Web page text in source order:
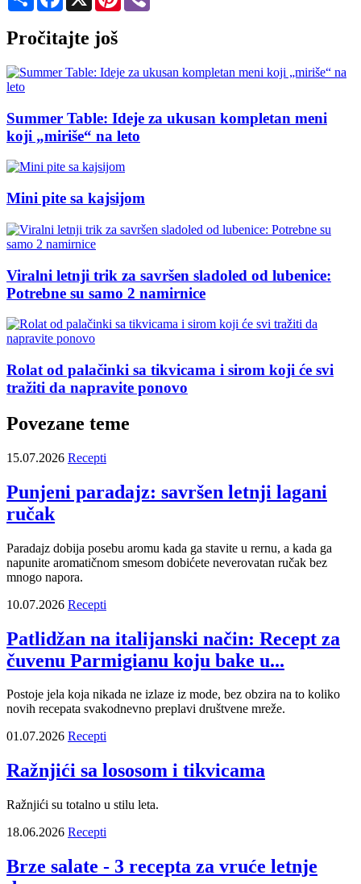
Pročitajte još
Summer Table: Ideje za ukusan kompletan meni
koji „miriše“ na leto
Mini pite sa kajsijom
Viralni letnji trik za savršen sladoled od lubenice:
Potrebne su samo 2 namirnice
Rolat od palačinki sa tikvicama i sirom koji će svi
tražiti da napravite ponovo
Povezane teme
15.07.2026 Recepti
Punjeni paradajz: savršen letnji lagani
ručak
Paradajz dobija posebu aromu kada ga stavite u rernu, a kada ga
napunite aromatičnom smesom dobićete neverovatan ručak bez
mnogo napora.
10.07.2026 Recepti
Patlidžan na italijanski način: Recept za
čuvenu Parmigianu koju bake u...
Postoje jela koja nikada ne izlaze iz mode, bez obzira na to koliko
novih recepata svakodnevno preplavi društvene mreže.
01.07.2026 Recepti
Ražnjići sa lososom i tikvicama
Ražnjići su totalno u stilu leta.
18.06.2026 Recepti
Brze salate - 3 recepta za vruće letnje